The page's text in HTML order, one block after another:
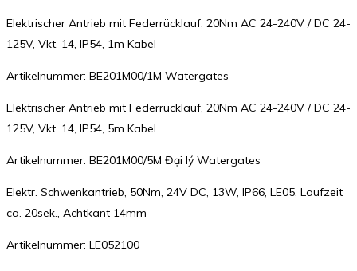
Elektrischer Antrieb mit Federrücklauf, 20Nm AC 24-240V / DC 24-
125V, Vkt. 14, IP54, 1m Kabel
Artikelnummer: BE201M00/1M Watergates
Elektrischer Antrieb mit Federrücklauf, 20Nm AC 24-240V / DC 24-
125V, Vkt. 14, IP54, 5m Kabel
Artikelnummer: BE201M00/5M Đại lý Watergates
Elektr. Schwenkantrieb, 50Nm, 24V DC, 13W, IP66, LE05, Laufzeit
ca. 20sek., Achtkant 14mm
Artikelnummer: LE052100